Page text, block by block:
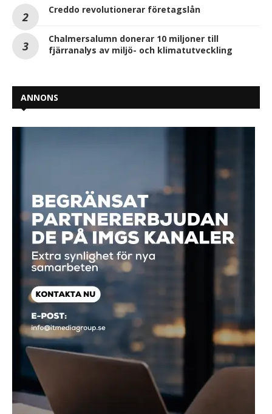
Creddo revolutionerar företagslån
Chalmersalumn donerar 10 miljoner till
fjärranalys av miljö- och klimatutveckling
ANNONS